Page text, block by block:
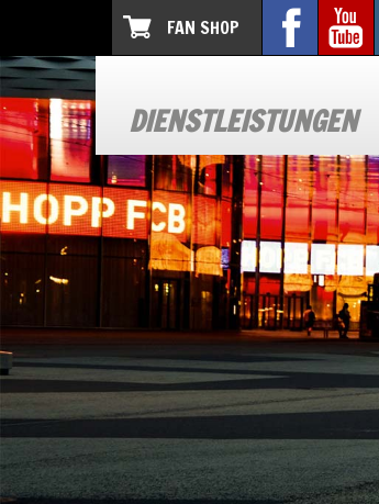
FAN SHOP
DIENSTLEISTUNGEN